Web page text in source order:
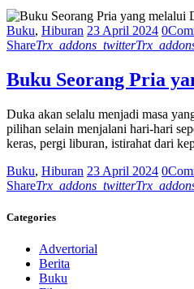
Buku, Hiburan 23 April 2024 0
ShareTrx_addons_twitter
Buku Seorang Pria
Duka akan selalu menjadi masa
pilihan selain menjalani hari-hari
keras, pergi liburan, istirahat dari
Buku, Hiburan 23 April 2024 0
ShareTrx_addons_twitter
Categories
Advertorial
Berita
Buku